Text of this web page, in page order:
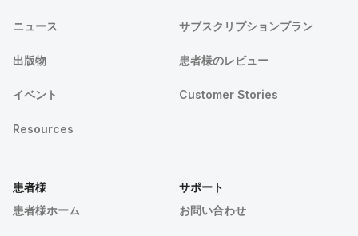
ニュース
出版物
イベント
Resources
サブスクリプションプラン
患者様のレビュー
Customer Stories
患者様
患者様ホーム
サポート
お問い合わせ